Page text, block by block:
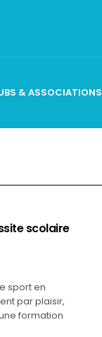
& ASSOCIATIONS
scolaire
sport en
par plaisir,
formation